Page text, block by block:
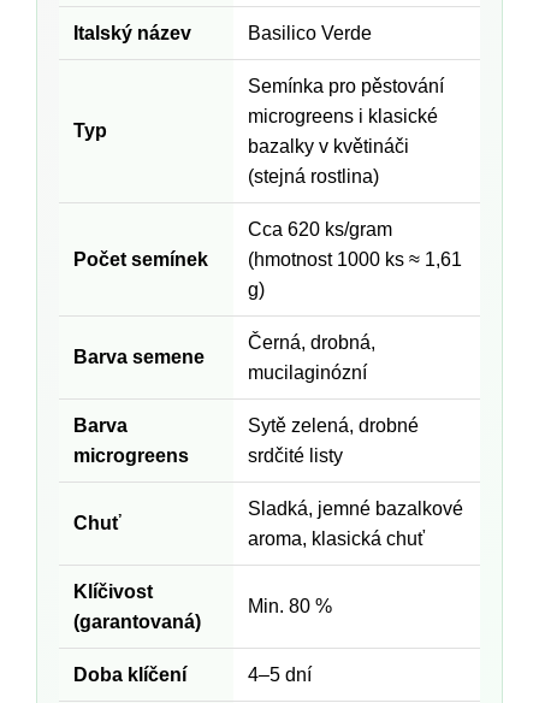
Italský název Basilico Verde
Typ
Semínka pro pěstování
microgreens i klasické
bazalky v květináči
(stejná rostlina)
Počet semínek
Cca 620 ks/gram
(hmotnost 1000 ks ≈ 1,61
g)
Barva semene
Černá, drobná,
mucilaginózní
Barva
microgreens
Sytě zelená, drobné
srdčité listy
Chuť
Sladká, jemné bazalkové
aroma, klasická chuť
Klíčivost
(garantovaná)
Min. 80 %
Doba klíčení 4–5 dní